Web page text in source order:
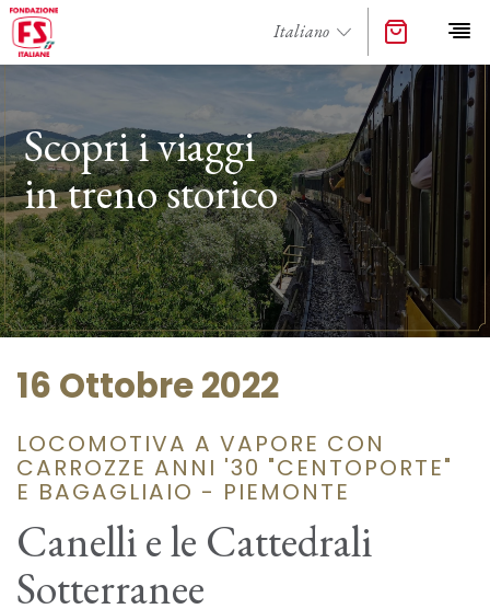
Scopri i viaggi
in treno storico
16 Ottobre 2022
LOCOMOTIVA A VAPORE CON
CARROZZE ANNI '30 "CENTOPORTE"
E BAGAGLIAIO - PIEMONTE
Canelli e le Cattedrali
Sotterranee